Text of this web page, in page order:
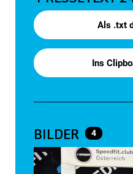
Als .txt
Ins
BILDER 4